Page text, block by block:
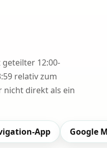
12:00-
relativ zum
nicht direkt als ein
App Google